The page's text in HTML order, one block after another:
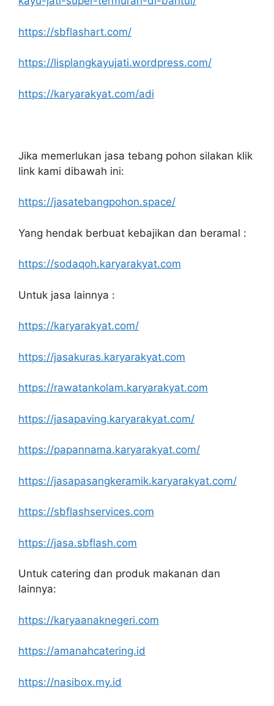
https://sbflashart.com/
https://lisplangkayujati.wordpress.com/
https://karyarakyat.com/adi
Jika memerlukan jasa tebang pohon silakan klik
link kami dibawah ini:
https://jasatebangpohon.space/
Yang hendak berbuat kebajikan dan beramal :
https://sodaqoh.karyarakyat.com
Untuk jasa lainnya :
https://karyarakyat.com/
https://jasakuras.karyarakyat.com
https://rawatankolam.karyarakyat.com
https://jasapaving.karyarakyat.com/
https://papannama.karyarakyat.com/
https://jasapasangkeramik.karyarakyat.com/
https://sbflashservices.com
https://jasa.sbflash.com
Untuk catering dan produk makanan dan
lainnya:
https://karyaanaknegeri.com
https://amanahcatering.id
https://nasibox.my.id